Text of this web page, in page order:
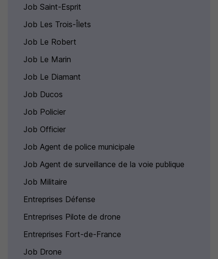
Job Saint-Esprit
Job Les Trois-Îlets
Job Le Robert
Job Le Marin
Job Le Diamant
Job Ducos
Job Policier
Job Officier
Job Agent de police municipale
Job Agent de surveillance de la voie publique
Job Militaire
Entreprises Défense
Entreprises Pilote de drone
Entreprises Fort-de-France
Job Drone